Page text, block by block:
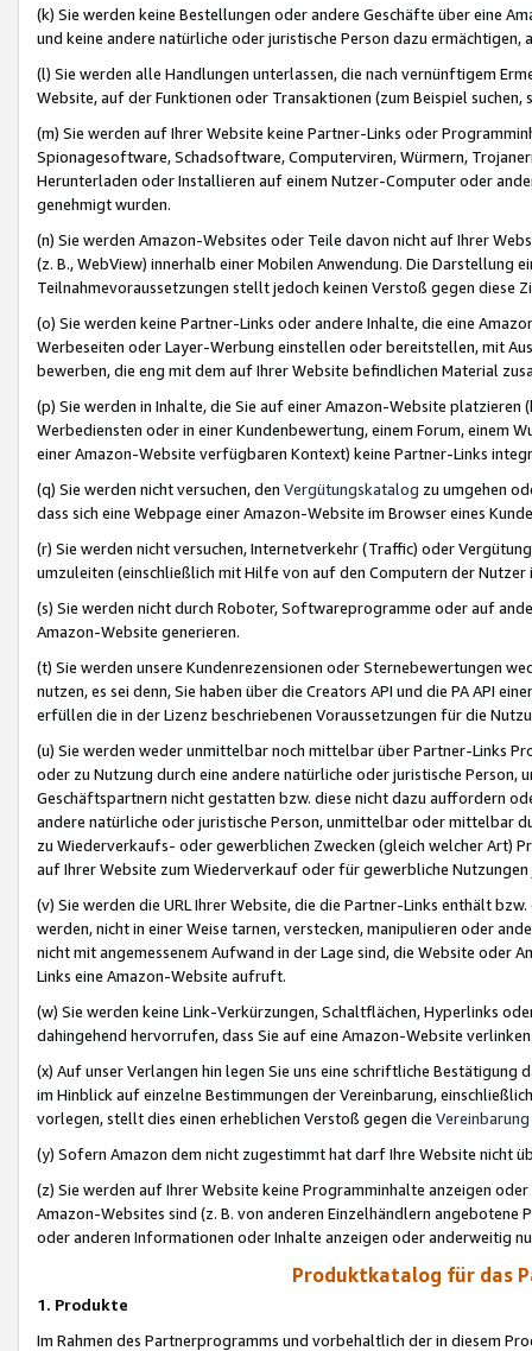
(k) Sie werden keine Bestellungen oder andere Geschäfte über eine
und keine andere natürliche oder juristische Person dazu
(l) Sie werden alle Handlungen unterlassen, die nach vernünftigem
Website, auf der Funktionen oder Transaktionen (zum Beispiel
(m) Sie werden auf Ihrer Website keine Partner-Links oder
Spionagesoftware, Schadsoftware, Computerviren, Würmern,
Herunterladen oder Installieren auf einem Nutzer-Computer oder
genehmigt wurden.
(n) Sie werden Amazon-Websites oder Teile davon nicht auf Ihrer
(z. B., WebView) innerhalb einer Mobilen Anwendung. Die Darstellung
Teilnahmevoraussetzungen stellt jedoch keinen Verstoß gegen diese
(o) Sie werden keine Partner-Links oder andere Inhalte, die eine
Werbeseiten oder Layer-Werbung einstellen oder bereitstellen, mit
bewerben, die eng mit dem auf Ihrer Website befindlichen Material
(p) Sie werden in Inhalte, die Sie auf einer Amazon-Website
Werbediensten oder in einer Kundenbewertung, einem Forum, einem
einer Amazon-Website verfügbaren Kontext) keine Partner-Links
(q) Sie werden nicht versuchen, den Vergütungskatalog zu umgehen
dass sich eine Webpage einer Amazon-Website im Browser eines
(r) Sie werden nicht versuchen, Internetverkehr (Traffic) oder
umzuleiten (einschließlich mit Hilfe von auf den Computern der
(s) Sie werden nicht durch Roboter, Softwareprogramme oder auf
Amazon-Website generieren.
(t) Sie werden unsere Kundenrezensionen oder Sternebewertungen
nutzen, es sei denn, Sie haben über die Creators API und die PA API
erfüllen die in der Lizenz beschriebenen Voraussetzungen für die
(u) Sie werden weder unmittelbar noch mittelbar über Partner-Links
oder zu Nutzung durch eine andere natürliche oder juristische
Geschäftspartnern nicht gestatten bzw. diese nicht dazu auffordern
andere natürliche oder juristische Person, unmittelbar oder mittelbar
zu Wiederverkaufs- oder gewerblichen Zwecken (gleich welcher Art)
auf Ihrer Website zum Wiederverkauf oder für gewerbliche
(v) Sie werden die URL Ihrer Website, die die Partner-Links enthält
werden, nicht in einer Weise tarnen, verstecken, manipulieren oder
nicht mit angemessenem Aufwand in der Lage sind, die Website oder
Links eine Amazon-Website aufruft.
(w) Sie werden keine Link-Verkürzungen, Schaltflächen, Hyperlinks
dahingehend hervorrufen, dass Sie auf eine Amazon-Website
(x) Auf unser Verlangen hin legen Sie uns eine schriftliche
im Hinblick auf einzelne Bestimmungen der Vereinbarung,
vorlegen, stellt dies einen erheblichen Verstoß gegen die Vereinbarung
(y) Sofern Amazon dem nicht zugestimmt hat darf Ihre Website nicht
(z) Sie werden auf Ihrer Website keine Programminhalte anzeigen
Amazon-Websites sind (z. B. von anderen Einzelhändlern
oder anderen Informationen oder Inhalte anzeigen oder anderweitig
Produktkatalog für das
1. Produkte
Im Rahmen des Partnerprogramms und vorbehaltlich der in diesem